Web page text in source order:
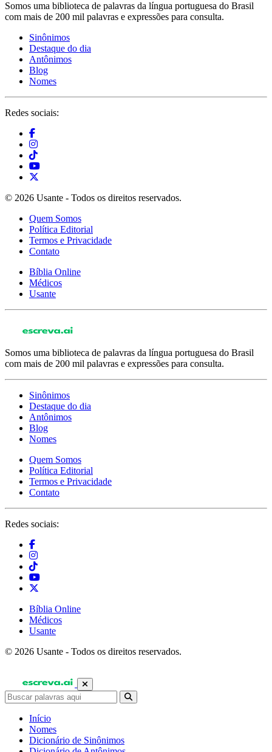
Somos uma biblioteca de palavras da língua portuguesa do Brasil
com mais de 200 mil palavras e expressões para consulta.
Sinônimos
Destaque do dia
Antônimos
Blog
Nomes
Redes sociais:
© 2026 Usante - Todos os direitos reservados.
Quem Somos
Política Editorial
Termos e Privacidade
Contato
Bíblia Online
Médicos
Usante
Somos uma biblioteca de palavras da língua portuguesa do Brasil
com mais de 200 mil palavras e expressões para consulta.
Sinônimos
Destaque do dia
Antônimos
Blog
Nomes
Quem Somos
Política Editorial
Termos e Privacidade
Contato
Redes sociais:
Bíblia Online
Médicos
Usante
© 2026 Usante - Todos os direitos reservados.
Início
Nomes
Dicionário de Sinônimos